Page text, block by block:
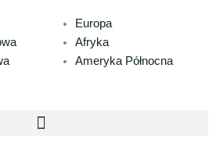
Europa
Afryka
Ameryka Północna